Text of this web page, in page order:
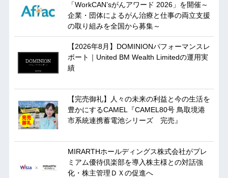
「WorkCAN’sがんアワード 2026」を開催～
企業・団体によるがん治療と仕事の両立支援
の取り組みを全国から募集～
【2026年8月】DOMINIONパフォーマンスレ
ポート｜United BM Wealth Limitedの運用実
績
【完売御礼】人々の未来の利益と今の生活を
豊かにするCAMEL『CAMEL80号 鳥取境港
市系統連携蓄電池シリーズ 完売』
MIRARTHホールディングス株式会社がプレ
ミアム優待倶楽部を導入株主様との対話強
化・株主管理ＤＸの促進へ